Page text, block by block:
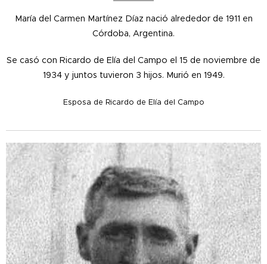
María del Carmen Martínez Díaz nació alrededor de 1911 en
Córdoba, Argentina.
Se casó con Ricardo de Elía del Campo el 15 de noviembre de
1934 y juntos tuvieron 3 hijos. Murió en 1949.
Esposa de Ricardo de Elía del Campo